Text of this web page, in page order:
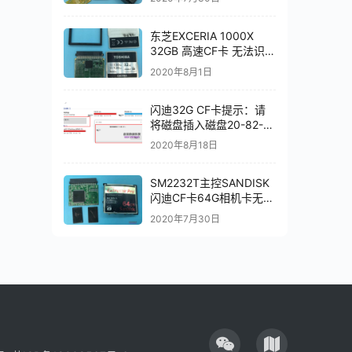
东芝EXCERIA 1000X
32GB 高速CF卡 无法识别
数据恢复成功
2020年8月1日
闪迪32G CF卡提示：请
将磁盘插入磁盘20-82-
00549芯片级数据恢复
2020年8月18日
SM2232T主控SANDISK
闪迪CF卡64G相机卡无法
识别芯片级数据恢复成功
2020年7月30日